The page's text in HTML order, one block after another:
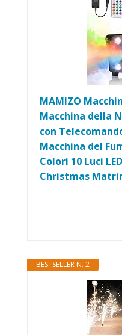
MAMIZO
Macchina della
con
Macchina del
Colori 10 Luci
Christmas
BESTSELLER N. 2